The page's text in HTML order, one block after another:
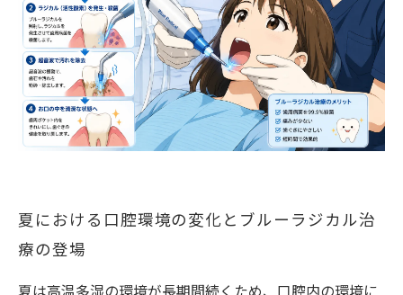
夏における口腔環境の変化とブルーラジカル治
療の登場
夏は高温多湿の環境が長期間続くため、口腔内の環境に